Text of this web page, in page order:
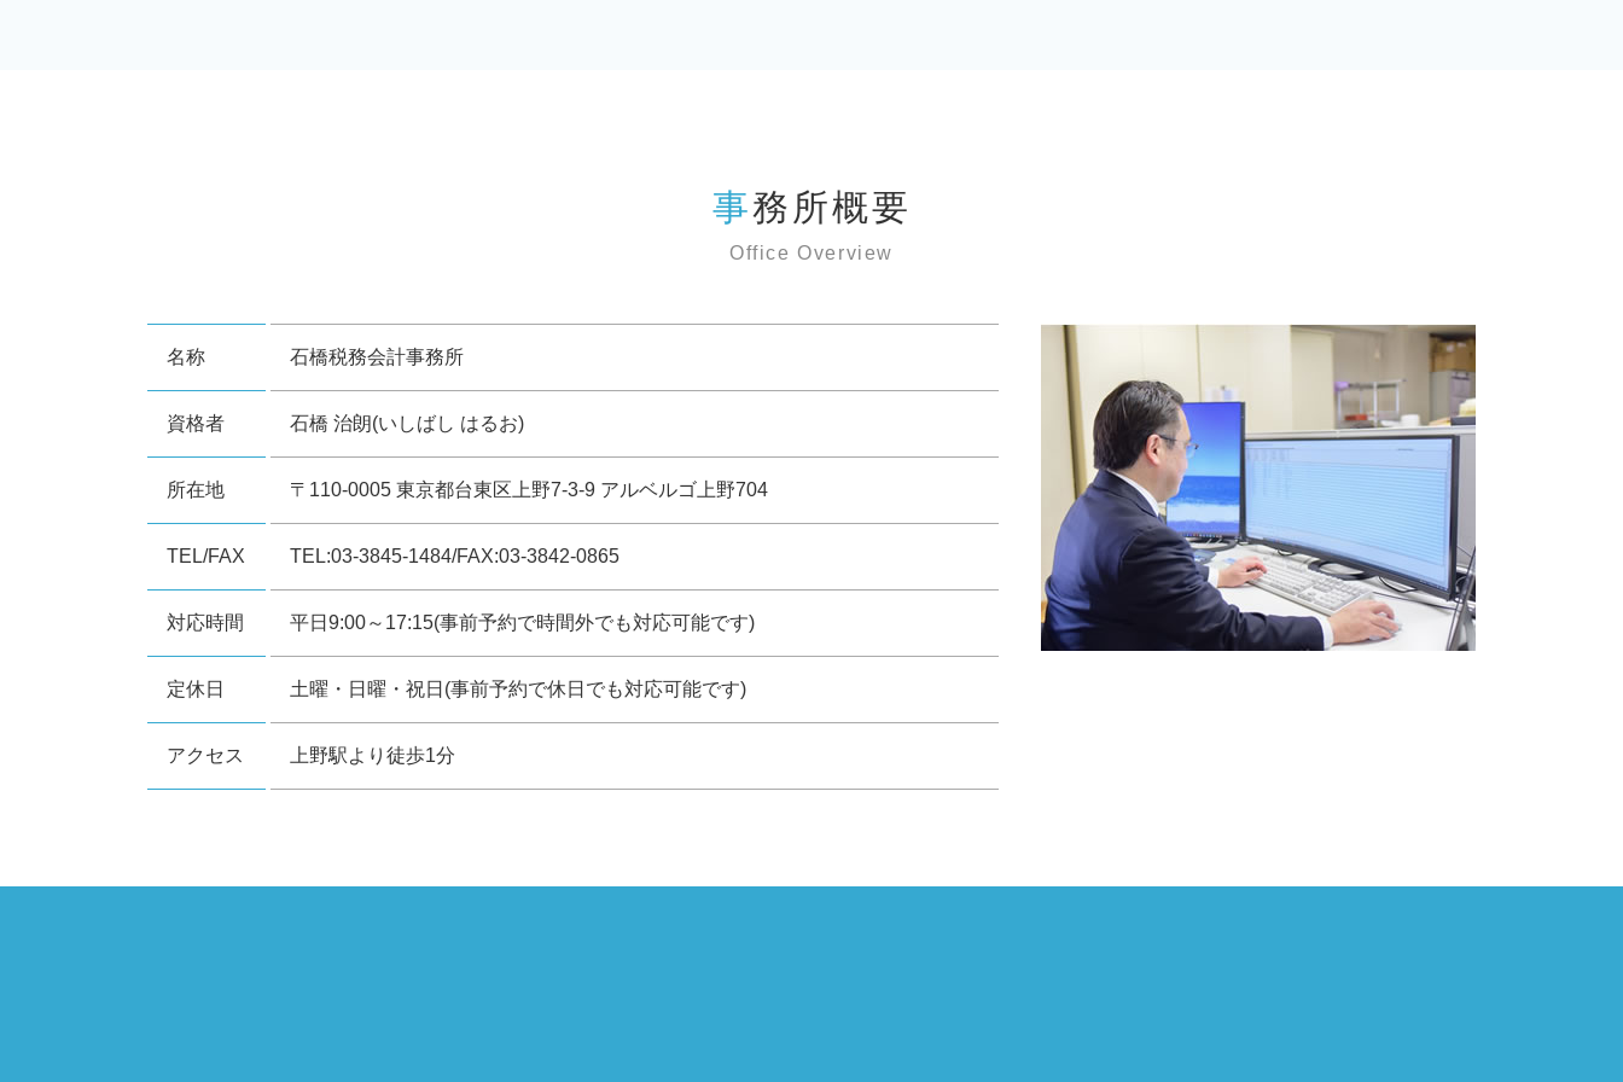
事務所概要
Office Overview
名称 石橋税務会計事務所
資格者 石橋 治朗(いしばし はるお)
所在地 〒110-0005 東京都台東区上野7-3-9 アルベルゴ上野704
TEL/FAX TEL:03-3845-1484/FAX:03-3842-0865
対応時間 平日9:00～17:15(事前予約で時間外でも対応可能です)
定休日 土曜・日曜・祝日(事前予約で休日でも対応可能です)
アクセス 上野駅より徒歩1分